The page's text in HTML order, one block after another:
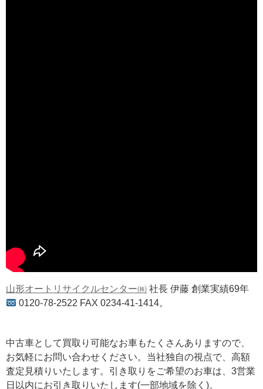
山形オートリサイクルセンター㈱ 社長 伊藤 創業実績69年
0120-78-2522 FAX 0234-41-1414。
中古車として買取り可能なお車もたくさんありますので、
お気軽にお問い合わせください。当社独自の視点で、高額
査定見積りいたします。引き取りをご希望のお車は、3営業
日以内にお引き取りいたします(一部地域を除く)。